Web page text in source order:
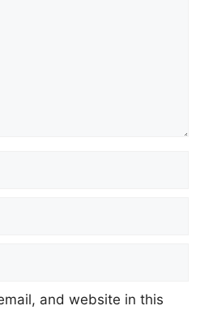
and website in this